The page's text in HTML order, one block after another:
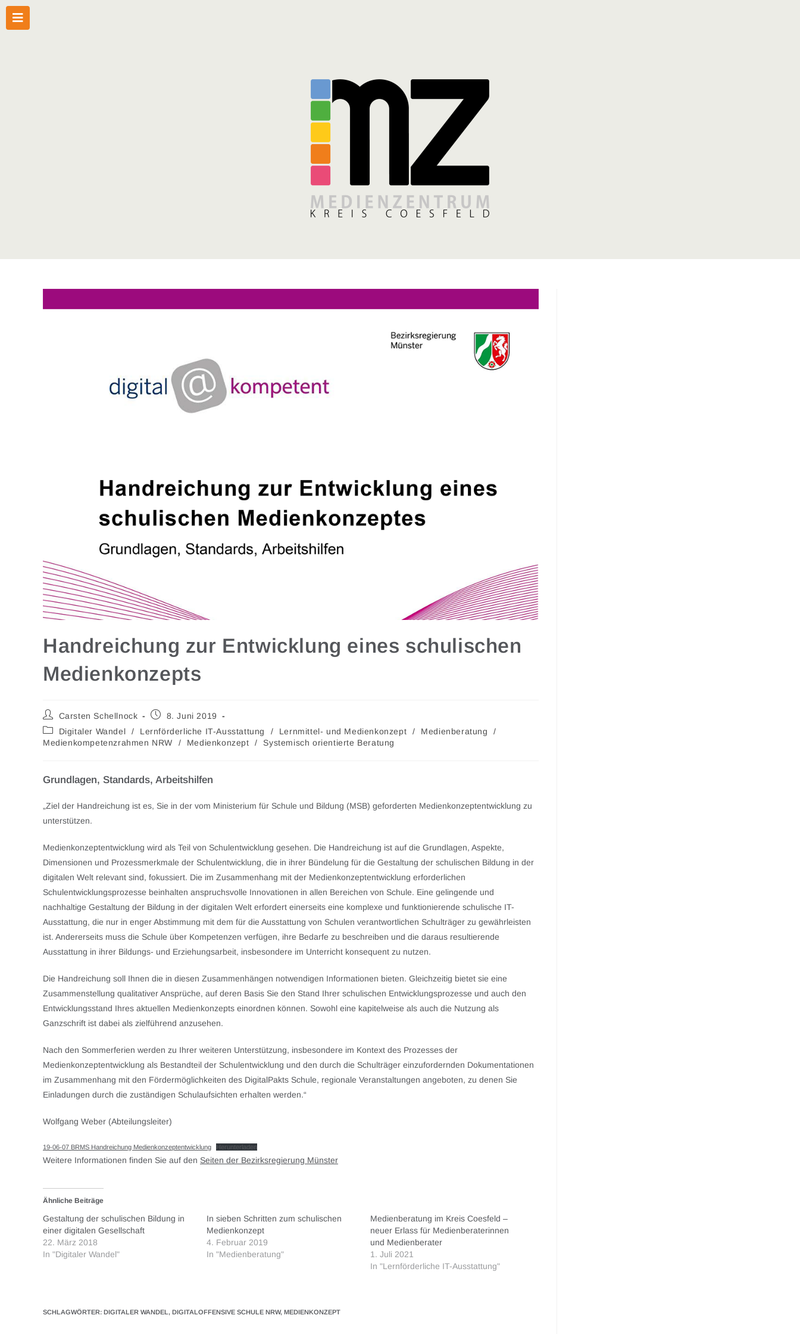
Handreichung zur Entwicklung eines schulischen
Medienkonzepts
Carsten Schellnock
8. Juni 2019
Digitaler Wandel
/ Lernförderliche IT-Ausstattung / Lernmittel- und Medienkonzept / Medienberatung
/
Medienkompetenzrahmen NRW
/ Medienkonzept / Systemisch orientierte Beratung
Grundlagen, Standards, Arbeitshilfen
„Ziel der Handreichung ist es, Sie in der vom Ministerium für Schule und Bildung (MSB) geforderten Medienkonzeptentwicklung zu
unterstützen.
Medienkonzeptentwicklung wird als Teil von Schulentwicklung gesehen. Die Handreichung ist auf die Grundlagen, Aspekte,
Dimensionen und Prozessmerkmale der Schulentwicklung, die in ihrer Bündelung für die Gestaltung der schulischen Bildung in der
digitalen Welt relevant sind, fokussiert. Die im Zusammenhang mit der Medienkonzeptentwicklung erforderlichen
Schulentwicklungsprozesse beinhalten anspruchsvolle Innovationen in allen Bereichen von Schule. Eine gelingende und
nachhaltige Gestaltung der Bildung in der digitalen Welt erfordert einerseits eine komplexe und funktionierende schulische IT-
Ausstattung, die nur in enger Abstimmung mit dem für die Ausstattung von Schulen verantwortlichen Schulträger zu gewährleisten
ist. Andererseits muss die Schule über Kompetenzen verfügen, ihre Bedarfe zu beschreiben und die daraus resultierende
Ausstattung in ihrer Bildungs- und Erziehungsarbeit, insbesondere im Unterricht konsequent zu nutzen.
Die Handreichung soll Ihnen die in diesen Zusammenhängen notwendigen Informationen bieten. Gleichzeitig bietet sie eine
Zusammenstellung qualitativer Ansprüche, auf deren Basis Sie den Stand Ihrer schulischen Entwicklungsprozesse und auch den
Entwicklungsstand Ihres aktuellen Medienkonzepts einordnen können. Sowohl eine kapitelweise als auch die Nutzung als
Ganzschrift ist dabei als zielführend anzusehen.
Nach den Sommerferien werden zu Ihrer weiteren Unterstützung, insbesondere im Kontext des Prozesses der
Medienkonzeptentwicklung als Bestandteil der Schulentwicklung und den durch die Schulträger einzufordernden Dokumentationen
im Zusammenhang mit den Fördermöglichkeiten des DigitalPakts Schule, regionale Veranstaltungen angeboten, zu denen Sie
Einladungen durch die zuständigen Schulaufsichten erhalten werden.“
Wolfgang Weber (Abteilungsleiter)
19-06-07 BRMS Handreichung Medienkonzeptentwicklung Herunterladen
Weitere Informationen finden Sie auf den Seiten der Bezirksregierung Münster
Ähnliche Beiträge
Gestaltung der schulischen Bildung in
einer digitalen Gesellschaft
22. März 2018
In "Digitaler Wandel"
In sieben Schritten zum schulischen
Medienkonzept
4. Februar 2019
In "Medienberatung"
Medienberatung im Kreis Coesfeld –
neuer Erlass für Medienberaterinnen
und Medienberater
1. Juli 2021
In "Lernförderliche IT-Ausstattung"
SCHLAGWÖRTER: DIGITALER WANDEL , DIGITALOFFENSIVE SCHULE NRW, MEDIENKONZEPT